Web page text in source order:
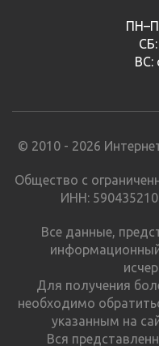
ВС:
© 2010 - 2026
Общество с
ИНН:
Все данные,
Для получения
необходимо
указанным на
Вся